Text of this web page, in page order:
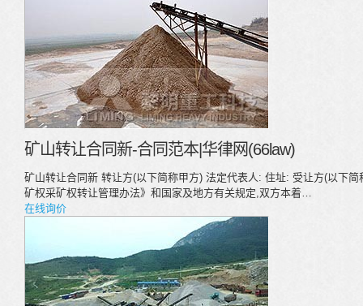
矿山转让合同新-合同范本|华律网(66law)
矿山转让合同新 转让方(以下简称甲方) 法定代表人: 住址: 受让方(以下
矿权采矿权转让管理办法》和国家及地方有关规定,双方本着…
在线询价